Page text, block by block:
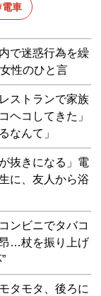
電車
で迷惑行為を繰
性のひと言
ストランで家族
ヘコしてきた」
なんて」
抜きになる」電
に、友人から浴
ンビニでタバコ
…杖を振り上げ
タモタ、後ろに